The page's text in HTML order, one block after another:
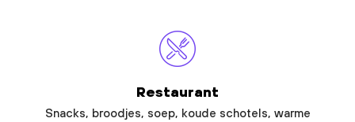
Restaurant
Snacks, broodjes, soep, koude schotels, warme